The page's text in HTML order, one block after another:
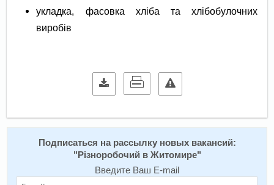
укладка, фасовка хліба та хлібобулочних
виробів
Подписаться на расcылку новых вакансий:
"Різноробочий в Житомире"
Введите Ваш E-mail